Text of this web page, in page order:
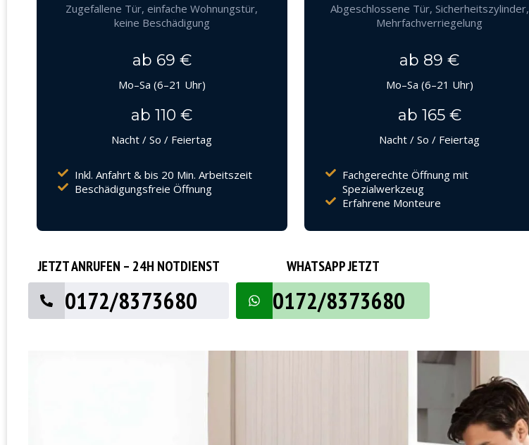
Zugefallene Tür, einfache Wohnungstür,
keine Beschädigung
ab 69 €
Mo–Sa (6–21 Uhr)
ab 110 €
Nacht / So / Feiertag
Inkl. Anfahrt & bis 20 Min. Arbeitszeit
Beschädigungsfreie Öffnung
Abgeschlossene Tür, Sicherheitszylinder,
Mehrfachverriegelung
ab 89 €
Mo–Sa (6–21 Uhr)
ab 165 €
Nacht / So / Feiertag
Fachgerechte Öffnung mit
Spezialwerkzeug
Erfahrene Monteure
JETZT ANRUFEN – 24H NOTDIENST
0172/8373680
WHATSAPP JETZT
0172/8373680